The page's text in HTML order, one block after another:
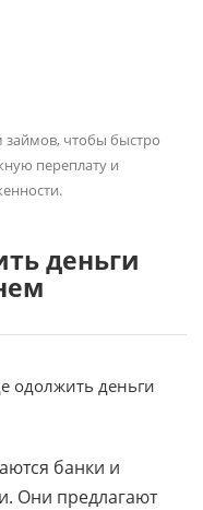
займов, чтобы быстро
переплату и
деньги
банки и
Они предлагают